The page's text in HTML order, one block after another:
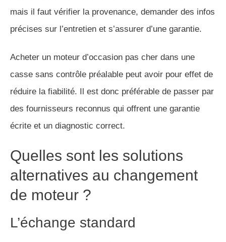
mais il faut vérifier la provenance, demander des infos
précises sur l’entretien et s’assurer d’une garantie.
Acheter un moteur d’occasion pas cher dans une
casse sans contrôle préalable peut avoir pour effet de
réduire la fiabilité. Il est donc préférable de passer par
des fournisseurs reconnus qui offrent une garantie
écrite et un diagnostic correct.
Quelles sont les solutions
alternatives au changement
de moteur ?
L’échange standard